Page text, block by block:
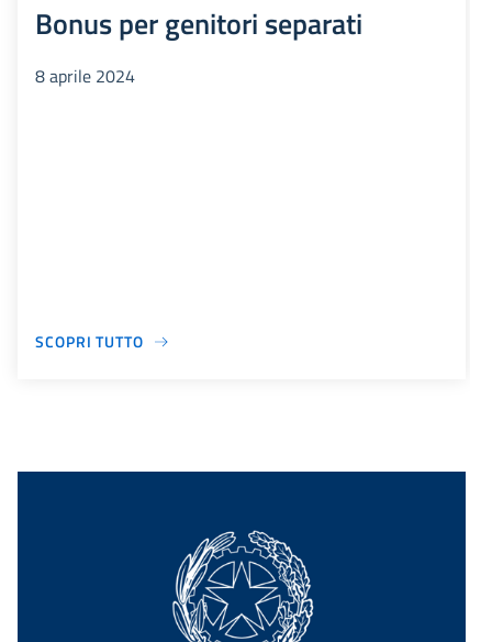
Bonus per genitori separati
8 aprile 2024
SCOPRI TUTTO